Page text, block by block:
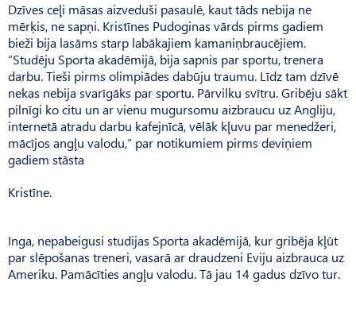
Dzīves ceļi māsas aizveduši pasaulē, kaut tāds nebija ne
mērķis, ne sapņi. Kristīnes Pudoginas vārds pirms gadiem
bieži bija lasāms starp labākajiem kamaniņbraucējiem.
“Studēju Sporta akadēmijā, bija sapnis par sportu, trenera
darbu. Tieši pirms olimpiādes dabūju traumu. Līdz tam dzīvē
nekas nebija svarīgāks par sportu. Pārvilku svītru. Gribēju sākt
pilnīgi ko citu un ar vienu mugursomu aizbraucu uz Angliju,
internetā atradu darbu kafejnīcā, vēlāk kļuvu par menedžeri,
mācījos angļu valodu,” par notikumiem pirms deviņiem
gadiem stāsta
Kristīne.
Inga, nepabeigusi studijas Sporta akadēmijā, kur gribēja kļūt
par slēpošanas treneri, vasarā ar draudzeni Eviju aizbrauca uz
Ameriku. Pamācīties angļu valodu. Tā jau 14 gadus dzīvo tur.